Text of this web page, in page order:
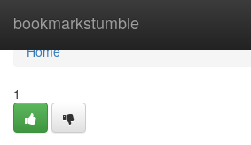
bookmarkstumble
Home
Home
1